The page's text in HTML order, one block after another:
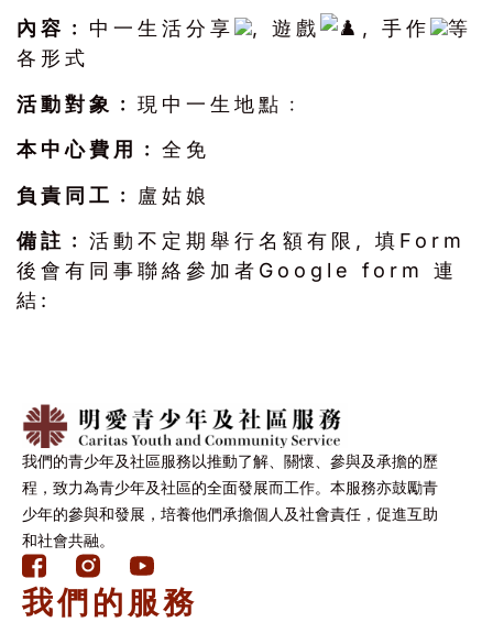
內容﹕ 中一生活分享 , 遊戲 , 手作
等
各形式
活動對象﹕ 現中一生地點﹕
本中心費用﹕ 全免
負責同工﹕ 盧姑娘
備註﹕ 活動不定期舉行名額有限, 填Form
後會有同事聯絡參加者Google form 連
結:
我們的青少年及社區服務以推動了解、關懷、參與及承擔的歷
程，致力為青少年及社區的全面發展而工作。本服務亦鼓勵青
少年的參與和發展，培養他們承擔個人及社會責任，促進互助
和社會共融。
我們的服務